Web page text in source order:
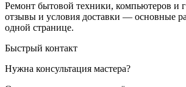
Ремонт бытовой техники, компьютеров и
отзывы и условия доставки — основные
одной странице.
Быстрый контакт
Нужна консультация мастера?